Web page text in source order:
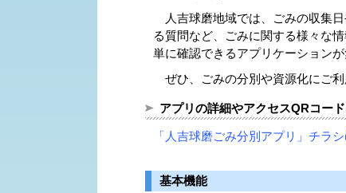
人吉球磨地域では、ごみの収集
る質問など、ごみに関する様々な
単に確認できるアプリケーションが
ぜひ、ごみの分別や資源化にご利
アプリの詳細やアクセスQRコー
「人吉球磨ごみ分別アプリ」チラ
基本機能